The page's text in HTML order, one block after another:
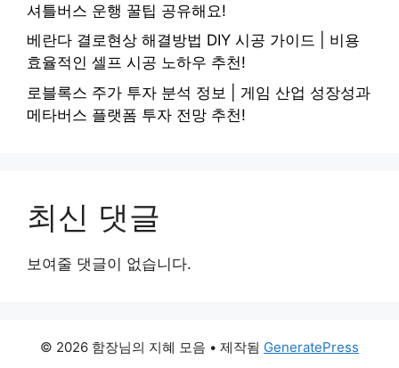
셔틀버스 운행 꿀팁 공유해요!
베란다 결로현상 해결방법 DIY 시공 가이드 | 비용
효율적인 셀프 시공 노하우 추천!
로블록스 주가 투자 분석 정보 | 게임 산업 성장성과
메타버스 플랫폼 투자 전망 추천!
최신 댓글
보여줄 댓글이 없습니다.
© 2026 함장님의 지혜 모음 • 제작됨 GeneratePress